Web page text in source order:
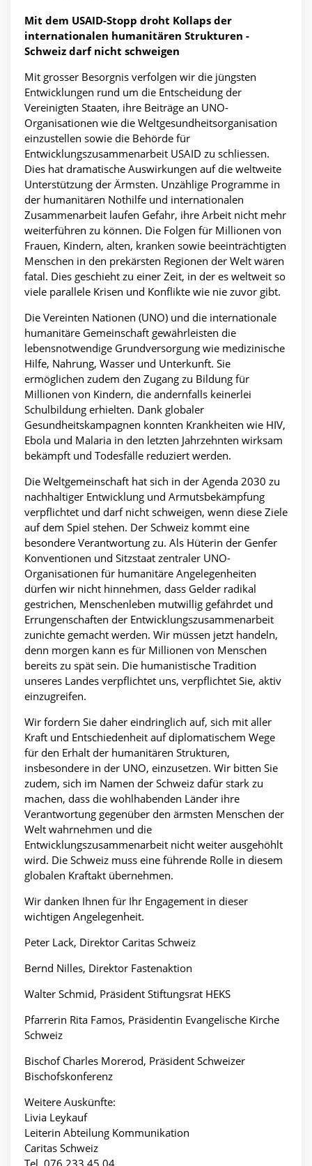
Mit dem USAID-Stopp droht Kollaps der
internationalen humanitären Strukturen -
Schweiz darf nicht schweigen
Mit grosser Besorgnis verfolgen wir die jüngsten
Entwicklungen rund um die Entscheidung der
Vereinigten Staaten, ihre Beiträge an UNO-
Organisationen wie die Weltgesundheitsorganisation
einzustellen sowie die Behörde für
Entwicklungszusammenarbeit USAID zu schliessen.
Dies hat dramatische Auswirkungen auf die weltweite
Unterstützung der Ärmsten. Unzählige Programme in
der humanitären Nothilfe und internationalen
Zusammenarbeit laufen Gefahr, ihre Arbeit nicht mehr
weiterführen zu können. Die Folgen für Millionen von
Frauen, Kindern, alten, kranken sowie beeinträchtigten
Menschen in den prekärsten Regionen der Welt wären
fatal. Dies geschieht zu einer Zeit, in der es weltweit so
viele parallele Krisen und Konflikte wie nie zuvor gibt.
Die Vereinten Nationen (UNO) und die internationale
humanitäre Gemeinschaft gewährleisten die
lebensnotwendige Grundversorgung wie medizinische
Hilfe, Nahrung, Wasser und Unterkunft. Sie
ermöglichen zudem den Zugang zu Bildung für
Millionen von Kindern, die andernfalls keinerlei
Schulbildung erhielten. Dank globaler
Gesundheitskampagnen konnten Krankheiten wie HIV,
Ebola und Malaria in den letzten Jahrzehnten wirksam
bekämpft und Todesfälle reduziert werden.
Die Weltgemeinschaft hat sich in der Agenda 2030 zu
nachhaltiger Entwicklung und Armutsbekämpfung
verpflichtet und darf nicht schweigen, wenn diese Ziele
auf dem Spiel stehen. Der Schweiz kommt eine
besondere Verantwortung zu. Als Hüterin der Genfer
Konventionen und Sitzstaat zentraler UNO-
Organisationen für humanitäre Angelegenheiten
dürfen wir nicht hinnehmen, dass Gelder radikal
gestrichen, Menschenleben mutwillig gefährdet und
Errungenschaften der Entwicklungszusammenarbeit
zunichte gemacht werden. Wir müssen jetzt handeln,
denn morgen kann es für Millionen von Menschen
bereits zu spät sein. Die humanistische Tradition
unseres Landes verpflichtet uns, verpflichtet Sie, aktiv
einzugreifen.
Wir fordern Sie daher eindringlich auf, sich mit aller
Kraft und Entschiedenheit auf diplomatischem Wege
für den Erhalt der humanitären Strukturen,
insbesondere in der UNO, einzusetzen. Wir bitten Sie
zudem, sich im Namen der Schweiz dafür stark zu
machen, dass die wohlhabenden Länder ihre
Verantwortung gegenüber den ärmsten Menschen der
Welt wahrnehmen und die
Entwicklungszusammenarbeit nicht weiter ausgehöhlt
wird. Die Schweiz muss eine führende Rolle in diesem
globalen Kraftakt übernehmen.
Wir danken Ihnen für Ihr Engagement in dieser
wichtigen Angelegenheit.
Peter Lack, Direktor Caritas Schweiz
Bernd Nilles, Direktor Fastenaktion
Walter Schmid, Präsident Stiftungsrat HEKS
Pfarrerin Rita Famos, Präsidentin Evangelische Kirche
Schweiz
Bischof Charles Morerod, Präsident Schweizer
Bischofskonferenz
Weitere Auskünfte:
Livia Leykauf
Leiterin Abteilung Kommunikation
Caritas Schweiz
Tel. 076 233 45 04